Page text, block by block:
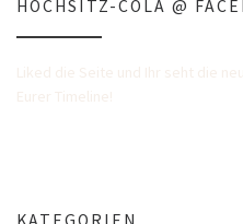
HOCHSITZ-COLA @